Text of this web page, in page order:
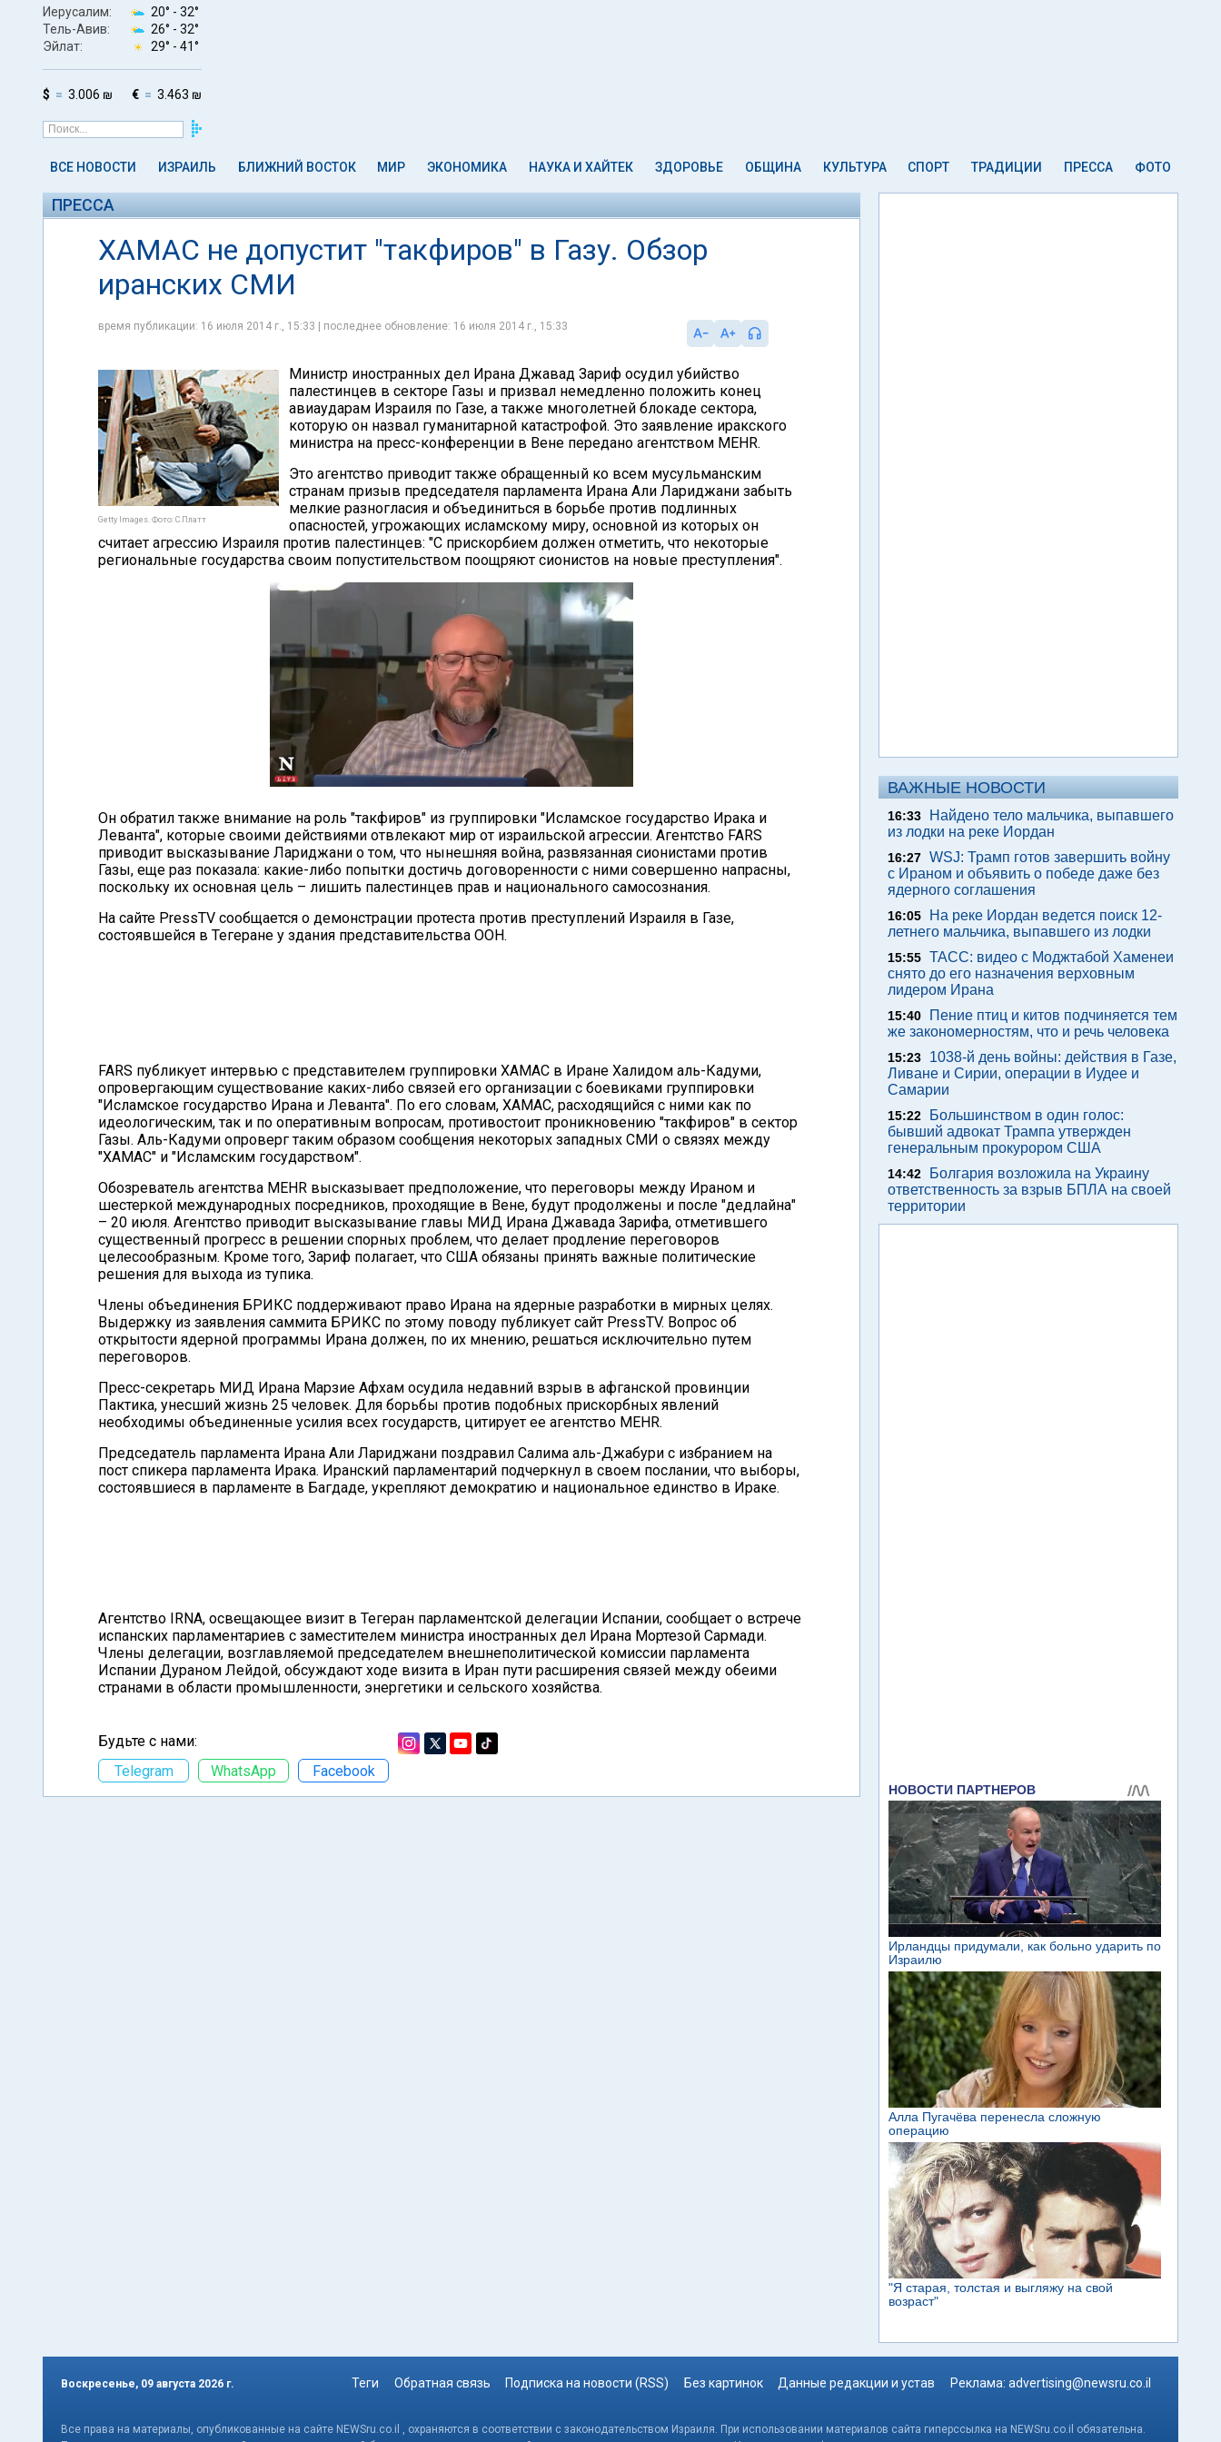
Иерусалим: 20° - 32°
Тель-Авив:
26° - 32°
Эйлат:
29° - 41°
$ 3.006 ₪ € 3.463 ₪
ВСЕ НОВОСТИ ИЗРАИЛЬ БЛИЖНИЙ ВОСТОК МИР ЭКОНОМИКА НАУКА И ХАЙТЕК ЗДОРОВЬЕ ОБЩИНА КУЛЬТУРА СПОРТ ТРАДИЦИИ ПРЕССА ФОТО
ПРЕССА
ХАМАС не допустит "такфиров" в Газу. Обзор
иранских СМИ
время публикации: 16 июля 2014 г., 15:33 | последнее обновление: 16 июля 2014 г., 15:33
Getty Images. Фото: С.Платт
Министр иностранных дел Ирана Джавад Зариф осудил убийство
палестинцев в секторе Газы и призвал немедленно положить конец
авиаударам Израиля по Газе, а также многолетней блокаде сектора,
которую он назвал гуманитарной катастрофой. Это заявление иракского
министра на пресс-конференции в Вене передано агентством MEHR.
Это агентство приводит также обращенный ко всем мусульманским
странам призыв председателя парламента Ирана Али Лариджани забыть
мелкие разногласия и объединиться в борьбе против подлинных
опасностей, угрожающих исламскому миру, основной из которых он
считает агрессию Израиля против палестинцев: "С прискорбием должен отметить, что некоторые
региональные государства своим попустительством поощряют сионистов на новые преступления".
Он обратил также внимание на роль "такфиров" из группировки "Исламское государство Ирака и
Леванта", которые своими действиями отвлекают мир от израильской агрессии. Агентство FARS
приводит высказывание Лариджани о том, что нынешняя война, развязанная сионистами против
Газы, еще раз показала: какие-либо попытки достичь договоренности с ними совершенно напрасны,
поскольку их основная цель – лишить палестинцев прав и национального самосознания.
На сайте PressTV сообщается о демонстрации протеста против преступлений Израиля в Газе,
состоявшейся в Тегеране у здания представительства ООН.
FARS публикует интервью с представителем группировки ХАМАС в Иране Халидом аль-Кадуми,
опровергающим существование каких-либо связей его организации с боевиками группировки
"Исламское государство Ирана и Леванта". По его словам, ХАМАС, расходящийся с ними как по
идеологическим, так и по оперативным вопросам, противостоит проникновению "такфиров" в сектор
Газы. Аль-Кадуми опроверг таким образом сообщения некоторых западных СМИ о связях между
"ХАМАС" и "Исламским государством".
Обозреватель агентства MEHR высказывает предположение, что переговоры между Ираном и
шестеркой международных посредников, проходящие в Вене, будут продолжены и после "дедлайна"
– 20 июля. Агентство приводит высказывание главы МИД Ирана Джавада Зарифа, отметившего
существенный прогресс в решении спорных проблем, что делает продление переговоров
целесообразным. Кроме того, Зариф полагает, что США обязаны принять важные политические
решения для выхода из тупика.
Члены объединения БРИКС поддерживают право Ирана на ядерные разработки в мирных целях.
Выдержку из заявления саммита БРИКС по этому поводу публикует сайт PressTV. Вопрос об
открытости ядерной программы Ирана должен, по их мнению, решаться исключительно путем
переговоров.
Пресс-секретарь МИД Ирана Марзие Афхам осудила недавний взрыв в афганской провинции
Пактика, унесший жизнь 25 человек. Для борьбы против подобных прискорбных явлений
необходимы объединенные усилия всех государств, цитирует ее агентство MEHR.
Председатель парламента Ирана Али Лариджани поздравил Салима аль-Джабури с избранием на
пост спикера парламента Ирака. Иранский парламентарий подчеркнул в своем послании, что выборы,
состоявшиеся в парламенте в Багдаде, укрепляют демократию и национальное единство в Ираке.
Агентство IRNA, освещающее визит в Тегеран парламентской делегации Испании, сообщает о встрече
испанских парламентариев с заместителем министра иностранных дел Ирана Мортезой Сармади.
Члены делегации, возглавляемой председателем внешнеполитической комиссии парламента
Испании Дураном Лейдой, обсуждают ходе визита в Иран пути расширения связей между обеими
странами в области промышленности, энергетики и сельского хозяйства.
Будьте с нами:
Telegram
WhatsApp Facebook
ВАЖНЫЕ НОВОСТИ
16:33
Найдено тело мальчика, выпавшего
из лодки на реке Иордан
16:27 WSJ: Трамп готов завершить войну
с Ираном и объявить о победе даже без
ядерного соглашения
16:05
На реке Иордан ведется поиск 12-
летнего мальчика, выпавшего из лодки
15:55 ТАСС: видео с Моджтабой Хаменеи
снято до его назначения верховным
лидером Ирана
15:40
Пение птиц и китов подчиняется тем
же закономерностям, что и речь человека
15:23
1038-й день войны: действия в Газе,
Ливане и Сирии, операции в Иудее и
Самарии
15:22
Большинством в один голос:
бывший адвокат Трампа утвержден
генеральным прокурором США
14:42
Болгария возложила на Украину
ответственность за взрыв БПЛА на своей
территории
Воскресенье, 09 августа 2026 г. Теги Обратная связь Подписка на новости (RSS) Без картинок Данные редакции и устав Реклама: advertising@newsru.co.il
Все права на материалы, опубликованные на сайте NEWSru.co.il , охраняются в соответствии с законодательством Израиля. При использовании материалов сайта гиперссылка на NEWSru.co.il обязательна.